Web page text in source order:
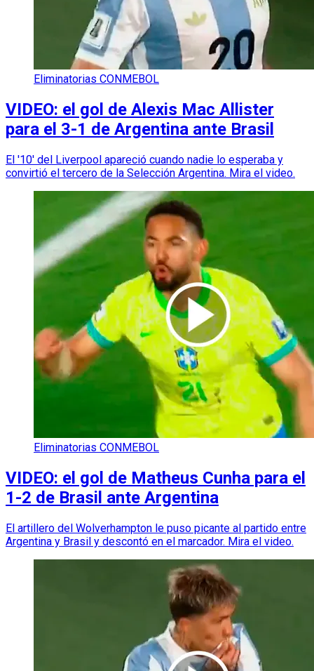
Eliminatorias CONMEBOL
VIDEO: el gol de Alexis Mac Allister
para el 3-1 de Argentina ante Brasil
El '10' del Liverpool apareció cuando nadie lo esperaba y
convirtió el tercero de la Selección Argentina. Mira el video.
Eliminatorias CONMEBOL
VIDEO: el gol de Matheus Cunha para el
1-2 de Brasil ante Argentina
El artillero del Wolverhampton le puso picante al partido entre
Argentina y Brasil y descontó en el marcador. Mira el video.